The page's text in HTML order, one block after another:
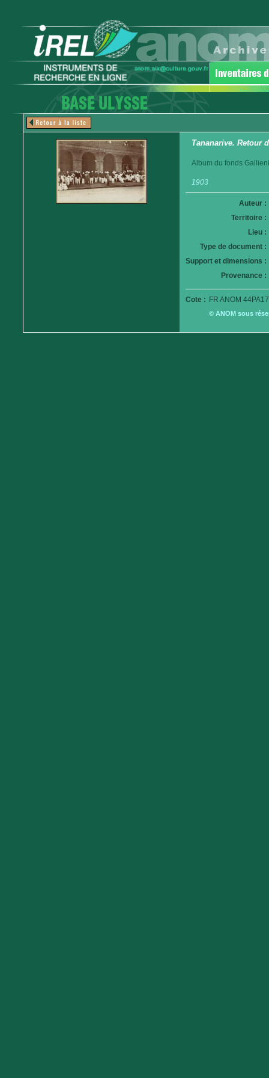
Tananarive. Retour
Album du fonds
1903
Auteur :
Territoire :
Lieu :
Type de document :
Support et dimensions :
Provenance :
Cote : FR ANOM
© ANOM sous